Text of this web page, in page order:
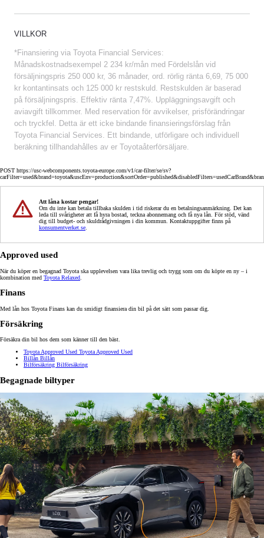
VILLKOR
*Finansiering via Toyota Financial Services:
Månadskostnadsexempel 2 234 kr/mån med Fördelslån vid
försäljningspris 250 000 kr, 36 månader, ord. rörlig ränta 6,69, 75 000
kr kontantinsats och 125 000 kr restskuld. Restskulden är baserad
på försäljningspris. Effektiv ränta 7,47%. Uppläggningsavgift och
aviavgift tillkommer. Med reservation för avvikelser, prisförändringar
och tryckfel. Detta är ett icke bindande finansieringsförslag från
Toyota Financial Services. Ett bindande, utförligare och individuell
beräkning tillhandahålles av er Toyotaåterförsäljare.
POST https://usc-webcomponents.toyota-europe.com/v1/car-filter/se/sv?
Att låna kostar pengar!
Om du inte kan betala tillbaka skulden i tid riskerar du en betalningsanmärkning. Det kan
leda till svårigheter att få hyra bostad, teckna abonnemang och få nya lån. För stöd, vänd
dig till budget- och skuldrådgivningen i din kommun. Kontaktuppgifter finns på
konsumentverket.se
Approved used
När du köper en begagnad Toyota ska upplevelsen vara lika trevlig och trygg som om du köpte en ny – i
kombination med Toyota Relaxed
Finans
Med lån hos Toyota Finans kan du smidigt finansiera din bil på det sätt som passar dig.
Försäkring
Försäkra din bil hos dem som känner till den bäst.
Toyota Approved Used Toyota Approved Used
Billån Billån
Bilförsäkring Bilförsäkring
Begagnade biltyper